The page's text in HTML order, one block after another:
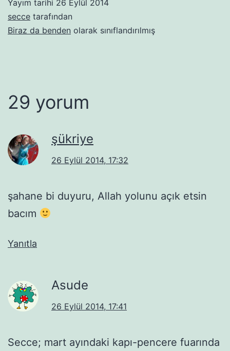
Yayım tarihi 26 Eylül 2014
secce tarafından
Biraz da benden olarak sınıflandırılmış
29 yorum
şükriye
26 Eylül 2014, 17:32
şahane bi duyuru, Allah yolunu açık etsin
bacım
Yanıtla
Asude
26 Eylül 2014, 17:41
Secce; mart ayındaki kapı-pencere fuarında